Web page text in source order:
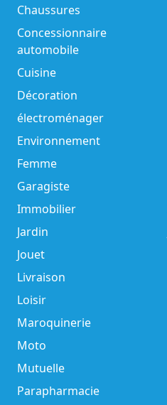
Chaussures
Concessionnaire
automobile
Cuisine
Décoration
électroménager
Environnement
Femme
Garagiste
Immobilier
Jardin
Jouet
Livraison
Loisir
Maroquinerie
Moto
Mutuelle
Parapharmacie